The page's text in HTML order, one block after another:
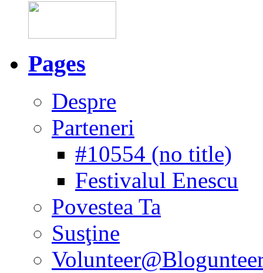
Pages
Despre
Parteneri
#10554 (no title)
Festivalul Enescu
Povestea Ta
Susţine